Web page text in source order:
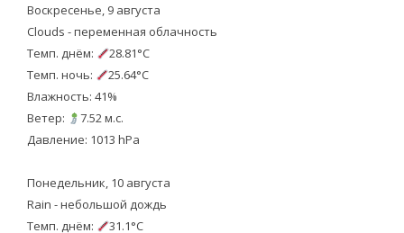
Воскресенье, 9 августа
Clouds - переменная облачность
Темп. днём:
28.81°C
Темп. ночь:
25.64°C
Влажность: 41%
Ветер:
7.52 м.с.
Давление: 1013 hPa
Понедельник, 10 августа
Rain - небольшой дождь
Темп. днём:
31.1°C